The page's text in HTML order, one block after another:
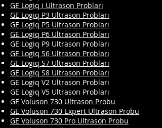
GE Logiq i Ultrason Probları
GE Logiq P3 Ultrason Probları
GE Logiq P5 Ultrason Probları
GE Logiq P6 Ultrason Probları
GE Logiq P9 Ultrason Probları
GE Logiq S6 Ultrason Probları
GE Logiq S7 Ultrason Probları
GE Logiq S8 Ultrason Probları
GE Logiq V2 Ultrason Probları
GE Logiq V5 Ultrason Probları
GE Voluson 730 Ultrason Probu
GE Voluson 730 Expert Ultrason Probu
GE Voluson 730 Pro Ultrason Probu